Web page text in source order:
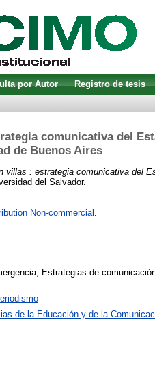
por Autor Registro de tesis
comunicativa del
de Buenos Aires
villas : estrategia comunicativa del
del Salvador.
Non-commercial .
Estrategias de
de la Educación y de la